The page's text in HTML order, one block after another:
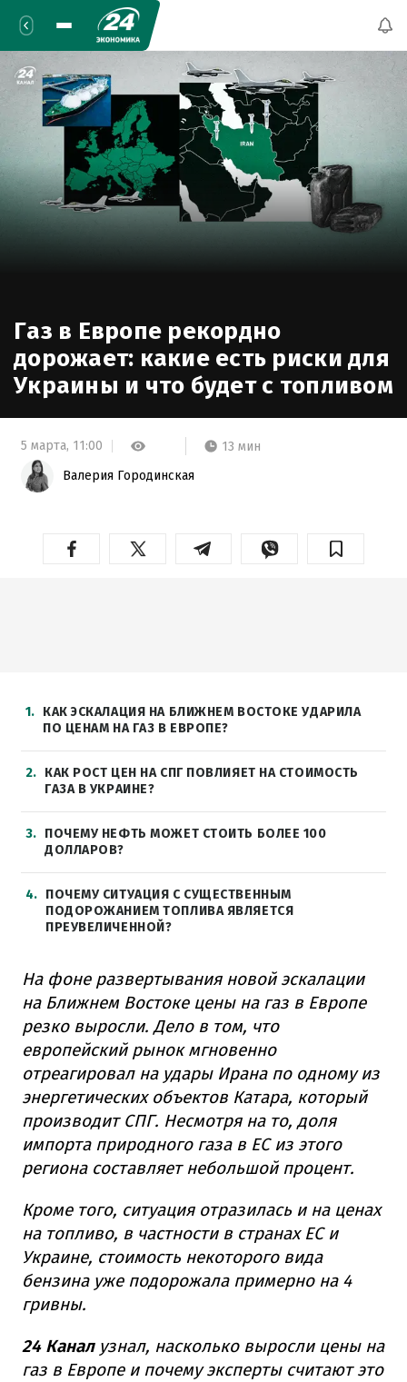
Газ в Европе рекордно
дорожает: какие есть риски для
Украины и что будет с топливом
5 марта, 11:00
13 мин
Валерия Городинская
1
КАК ЭСКАЛАЦИЯ НА БЛИЖНЕМ ВОСТОКЕ УДАРИЛА
ПО ЦЕНАМ НА ГАЗ В ЕВРОПЕ?
2
КАК РОСТ ЦЕН НА СПГ ПОВЛИЯЕТ НА СТОИМОСТЬ
ГАЗА В УКРАИНЕ?
3
ПОЧЕМУ НЕФТЬ МОЖЕТ СТОИТЬ БОЛЕЕ 100
ДОЛЛАРОВ?
4
ПОЧЕМУ СИТУАЦИЯ С СУЩЕСТВЕННЫМ
ПОДОРОЖАНИЕМ ТОПЛИВА ЯВЛЯЕТСЯ
ПРЕУВЕЛИЧЕННОЙ?
На фоне развертывания новой эскалации
на Ближнем Востоке цены на газ в Европе
резко выросли. Дело в том, что
европейский рынок мгновенно
отреагировал на удары Ирана по одному из
энергетических объектов Катара, который
производит СПГ. Несмотря на то, доля
импорта природного газа в ЕС из этого
региона составляет небольшой процент.
Кроме того, ситуация отразилась и на ценах
на топливо, в частности в странах ЕС и
Украине, стоимость некоторого вида
бензина уже подорожала примерно на 4
гривны.
24 Канал узнал, насколько выросли цены на
газ в Европе и почему эксперты считают это